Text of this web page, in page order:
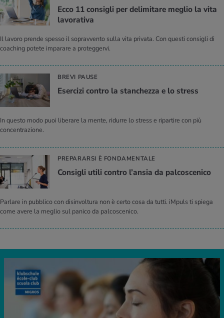
Ecco 11 con­si­gli per de­li­mi­ta­re me­glio la vita
la­vo­ra­ti­va
Il lavoro prende spesso il sopravvento sulla vita privata. Con questi consigli di
coaching potete imparare a proteggervi.
BREVI PAUSE
Eser­ci­zi con­tro la stan­chez­za e lo stress
In questo modo puoi liberare la mente, ridurre lo stress e ripartire con più
concentrazione.
PREPARARSI È FONDAMENTALE
Con­si­gli utili con­tro l’an­sia da pal­co­sce­ni­co
Parlare in pubblico con disinvoltura non è certo cosa da tutti. iMpuls ti spiega
come avere la meglio sul panico da palcoscenico.